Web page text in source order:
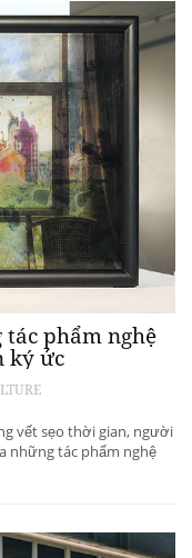
phẩm nghệ
ký ức
vết sẹo thời gian, người
những tác phẩm nghệ